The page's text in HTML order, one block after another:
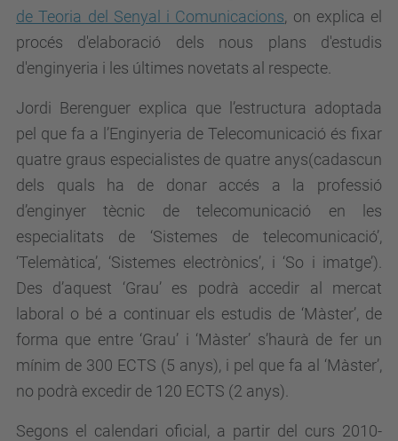
de Teoria del Senyal i Comunicacions, on explica el
procés d'elaboració dels nous plans d'estudis
d'enginyeria i les últimes novetats al respecte.
Jordi Berenguer explica que l’estructura adoptada
pel que fa a l’Enginyeria de Telecomunicació és fixar
quatre graus especialistes de quatre anys(cadascun
dels quals ha de donar accés a la professió
d’enginyer tècnic de telecomunicació en les
especialitats de ‘Sistemes de telecomunicació’,
‘Telemàtica’, ‘Sistemes electrònics’, i ‘So i imatge’).
Des d’aquest ‘Grau’ es podrà accedir al mercat
laboral o bé a continuar els estudis de ‘Màster’, de
forma que entre ‘Grau’ i ‘Màster’ s’haurà de fer un
mínim de 300 ECTS (5 anys), i pel que fa al ‘Màster’,
no podrà excedir de 120 ECTS (2 anys).
Segons el calendari oficial, a partir del curs 2010-